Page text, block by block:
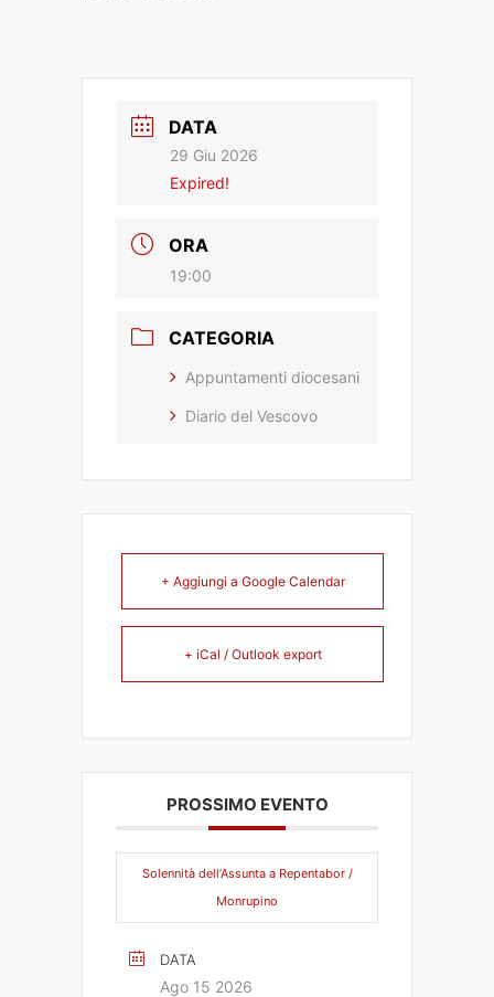
DATA
29 Giu 2026
Expired!
ORA
19:00
CATEGORIA
Appuntamenti diocesani
Diario del Vescovo
+ Aggiungi a Google Calendar
+ iCal / Outlook export
PROSSIMO EVENTO
Solennità dell’Assunta a Repentabor /
Monrupino
DATA
Ago 15 2026